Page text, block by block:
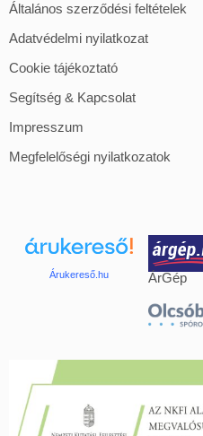
Általános szerződési feltételek
Adatvédelmi nyilatkozat
Cookie tájékoztató
Segítség & Kapcsolat
Impresszum
Megfelelőségi nyilatkozatok
Árukereső.hu ÁrGép